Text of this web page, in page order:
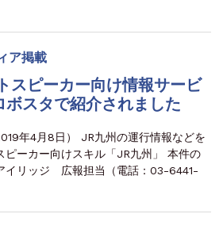
ア掲載
スピーカー向け情報サービ
ボスタで紹介されました
年4月8日） JR九州の運行情報などを
ピーカー向けスキル「JR九州」 本件の
イリッジ 広報担当（電話：03-6441-